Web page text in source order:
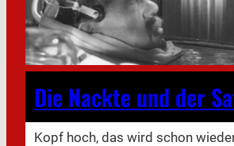
Die Nackte und der
Kopf hoch, das wird schon